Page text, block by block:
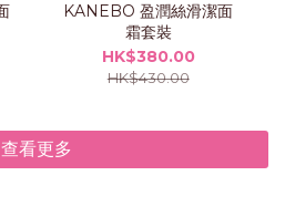
KANEBO 盈潤絲滑潔面
霜套裝
HK$380.00
HK$430.00
查看更多